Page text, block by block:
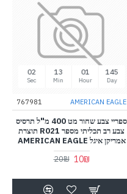
145
Day
01
Hour
13
Min
02
Sec
AMERICAN EAGLE
767981
ספריי צבע שחור מט 400 מ"ל תרסיס
צבע רב תכליתי מספר R021 תוצרת
אמריקן איגל AMERICAN EAGLE
10₪
20₪